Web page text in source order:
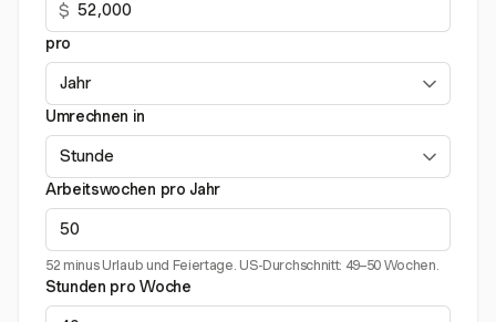
$
pro
Umrechnen in
Arbeitswochen pro Jahr
52 minus Urlaub und Feiertage. US-Durchschnitt: 49–50 Wochen.
Stunden pro Woche